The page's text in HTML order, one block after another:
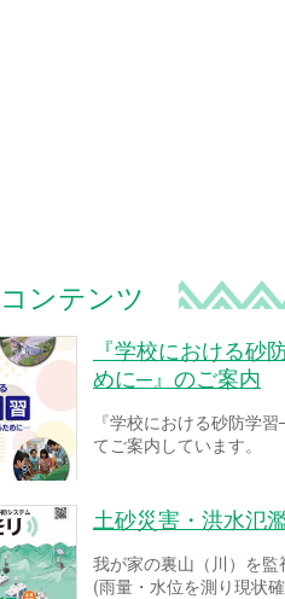
ンテンツ
『学校における
めに─』のご案内
『学校における砂防学
てご案内しています。
土砂災害・洪水氾
我が家の裏山（川）を
(雨量・水位を測り現状